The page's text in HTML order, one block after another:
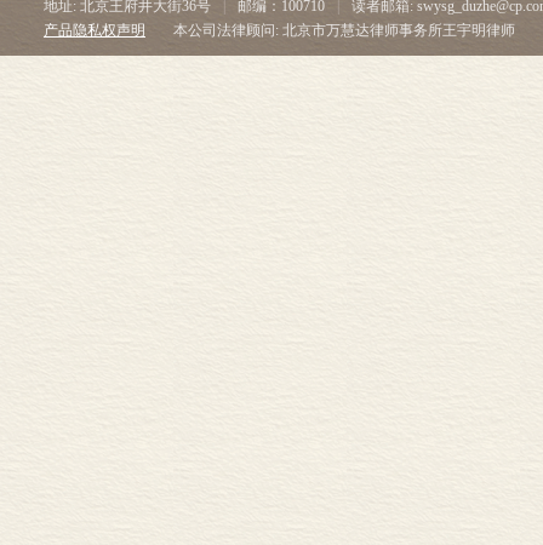
地址: 北京王府井大街36号
邮编：100710
读者邮箱:
产品隐私权声明
本公司法律顾问: 北京市万慧达律师事务所王宇明律师